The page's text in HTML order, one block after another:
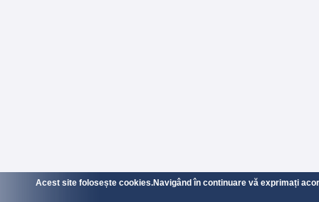
Acest site folosește cookies.Navigând în continuare vă exprimați